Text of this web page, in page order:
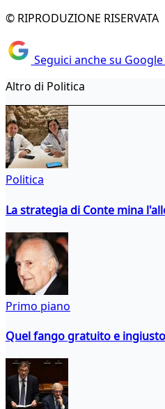
© RIPRODUZIONE RISERVATA
Seguici anche su
Altro di Politica
Politica
La strategia di Conte mina
Primo piano
Quel fango gratuito e